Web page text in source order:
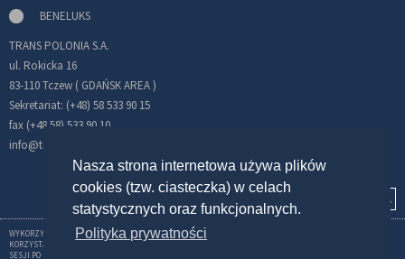
Nasza strona internetowa używa plików
cookies (tzw. ciasteczka) w celach
statystycznych oraz funkcjonalnych.
Polityka prywatności
BENELUKS
TRANS POLONIA S.A.
ul. Rokicka 16
83-110 Tczew ( GDAŃSK AREA )
Sekretariat: (+48) 58 533 90 15
fax (+48 58) 533 90 10
info@transpolonia.com
WYKORZYSTUJEMY CIASTECZKA (COOKIES) W CELU GROMADZENIA INFORMACJI ZWIĄZANYCH Z
KORZYSTANIEM Z SERWISU. STOSOWANE PRZEZ NAS PLIKI TYPU COOKIES UMOŻLIWIAJĄ UTRZYMANIE
SESJI PO ZALOGOWANIU. MOŻNA WYŁĄCZYĆ TEN MECHANIZM W USTAWIENIACH PRZEGLĄDARKI.